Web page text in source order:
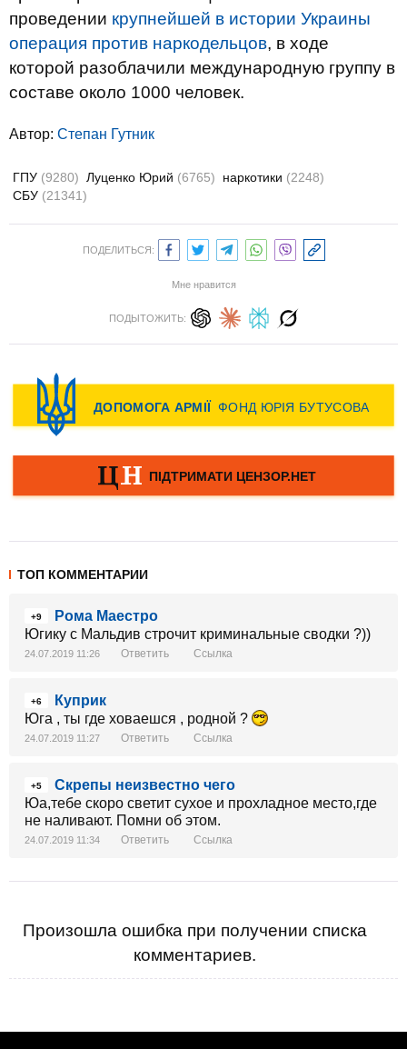
проведении крупнейшей в истории Украины
операция против наркодельцов, в ходе
которой разоблачили международную группу в
составе около 1000 человек.
Автор: Степан Гутник
ГПУ (9280) Луценко Юрий (6765) наркотики (2248)
СБУ (21341)
ПОДЕЛИТЬСЯ:
Мне нравится
ПОДЫТОЖИТЬ:
ТОП КОММЕНТАРИИ
+9
Рома Маестро
Югику с Мальдив строчит криминальные сводки ?))
24.07.2019 11:26 Ответить Ссылка
+6
Куприк
Юга , ты где ховаешся , родной ?
24.07.2019 11:27 Ответить Ссылка
+5
Скрепы неизвестно чего
Юа,тебе скоро светит сухое и прохладное место,где
не наливают. Помни об этом.
24.07.2019 11:34 Ответить Ссылка
Произошла ошибка при получении списка
комментариев.